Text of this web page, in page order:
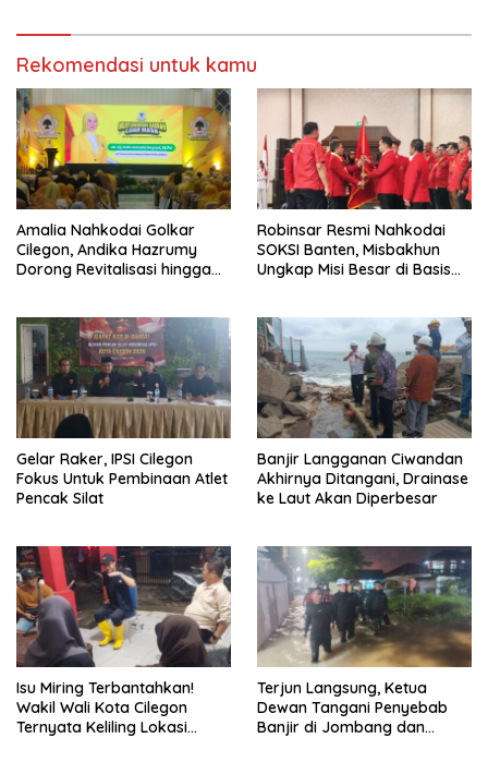
Rekomendasi untuk kamu
Amalia Nahkodai Golkar
Cilegon, Andika Hazrumy
Dorong Revitalisasi hingga
Robinsar Resmi Nahkodai
SOKSI Banten, Misbakhun
Ungkap Misi Besar di Basis
Gelar Raker, IPSI Cilegon
Fokus Untuk Pembinaan Atlet
Pencak Silat
Banjir Langganan Ciwandan
Akhirnya Ditangani, Drainase
ke Laut Akan Diperbesar
Isu Miring Terbantahkan!
Wakil Wali Kota Cilegon
Ternyata Keliling Lokasi
Terjun Langsung, Ketua
Dewan Tangani Penyebab
Banjir di Jombang dan